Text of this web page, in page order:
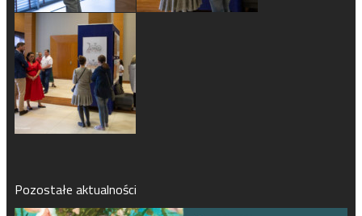
Pozostałe aktualności